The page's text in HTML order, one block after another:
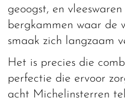
geoogst, en
bergkammen waar de
smaak zich langzaam
Het is precies die
perfectie die ervoor
acht Michelinsterren